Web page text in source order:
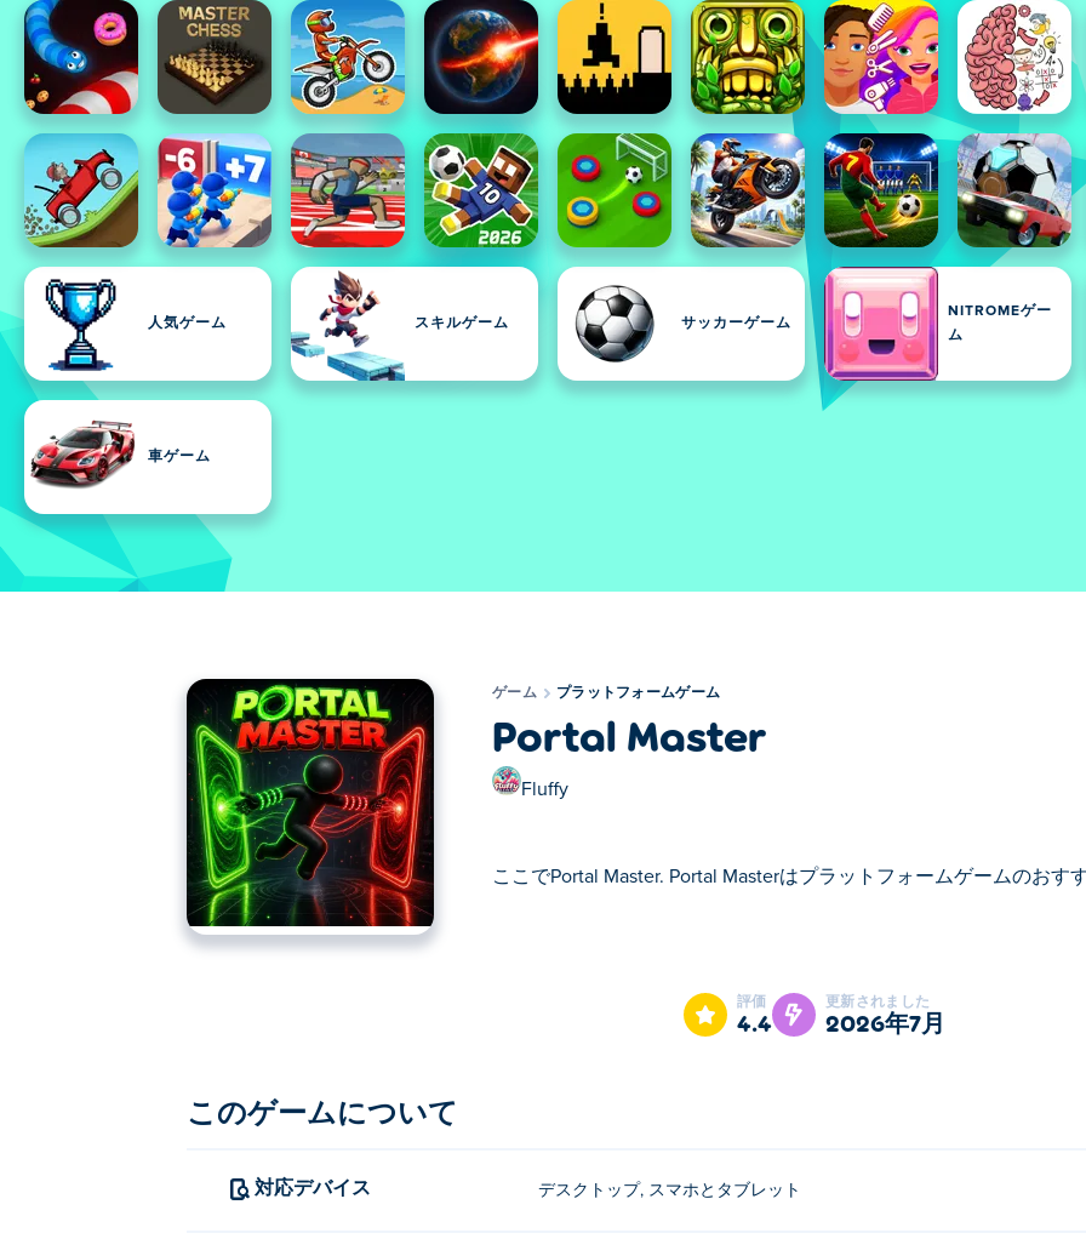
人気ゲーム スキルゲーム サッカーゲーム
NITROMEゲー
ム
車ゲーム
ゲーム プラットフォームゲーム
Portal Master
Fluffy
ここでPortal Master. Portal Masterはプラットフォームゲームのおす
ここでPortal Master. Portal Masterはプラットフォームゲームのおすすめゲームです。
評価
4.4
更新されました
2026年7月
このゲームについて
対応デバイス デスクトップ, スマホとタブレット